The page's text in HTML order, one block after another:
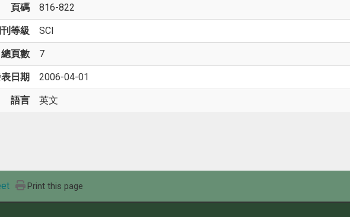
頁碼 816-822
等級 SCI
總頁數 7
日期 2006-04-01
語言 英文
Print this page